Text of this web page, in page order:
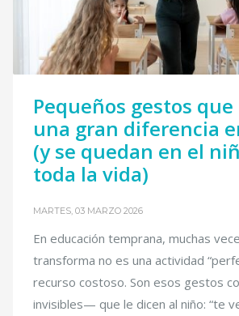
Pequeños gestos
una gran diferencia
(y se quedan en el
toda la vida)
MARTES, 03 MARZO 2026
En educación temprana, muchas
transforma no es una actividad
recurso costoso. Son esos gestos
invisibles— que le dicen al niño: “te